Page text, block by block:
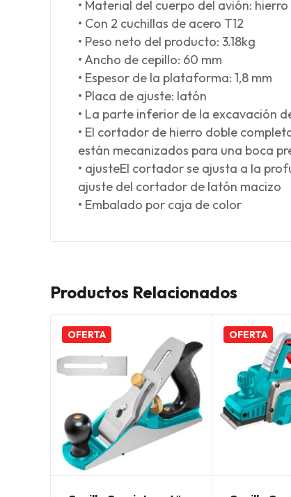
• Material del cuerpo del avión:
• Con 2 cuchillas de acero T12
• Peso neto del producto: 3.18kg
• Ancho de cepillo: 60 mm
• Espesor de la plataforma: 1,8 mm
• Placa de ajuste: latón
• La parte inferior de la excavación
• El cortador de hierro doble
están mecanizados para una boca
• ajusteEl cortador se ajusta a la
ajuste del cortador de latón macizo
• Embalado por caja de color
Productos Relacionados
OFERTA OFERTA